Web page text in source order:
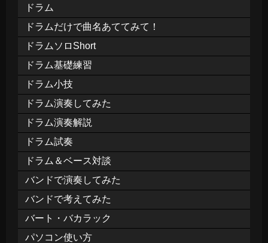
ドラム
ドラムだけで曲名あててみて！
ドラムソロShort
ドラム基礎練習
ドラム小技
ドラム演奏してみた
ドラム演奏解説
ドラム試奏
ドラム＆ベース対談
バンドで演奏してみた
バンドで考えてみた
バート・バカラック
パソコン使い方